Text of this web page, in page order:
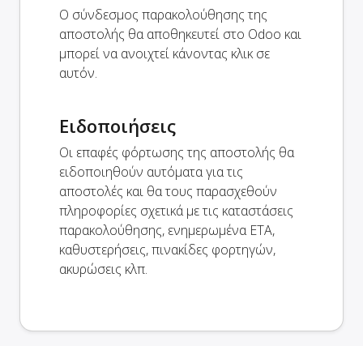
Ο σύνδεσμος παρακολούθησης της
αποστολής θα αποθηκευτεί στο Odoo και
μπορεί να ανοιχτεί κάνοντας κλικ σε
αυτόν.
Ειδοποιήσεις
Οι επαφές φόρτωσης της αποστολής θα
ειδοποιηθούν αυτόματα για τις
αποστολές και θα τους παρασχεθούν
πληροφορίες σχετικά με τις καταστάσεις
παρακολούθησης, ενημερωμένα ETA,
καθυστερήσεις, πινακίδες φορτηγών,
ακυρώσεις κλπ.